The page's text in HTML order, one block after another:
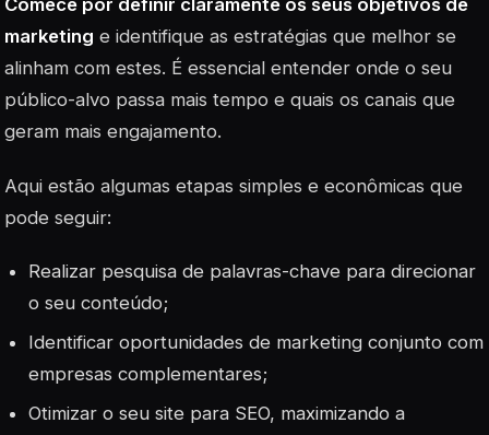
Comece por definir claramente os seus objetivos de
marketing e identifique as estratégias que melhor se
alinham com estes. É essencial entender onde o seu
público-alvo passa mais tempo e quais os canais que
geram mais engajamento.
Aqui estão algumas etapas simples e econômicas que
pode seguir:
Realizar pesquisa de palavras-chave para direcionar
o seu conteúdo;
Identificar oportunidades de marketing conjunto com
empresas complementares;
Otimizar o seu site para SEO, maximizando a